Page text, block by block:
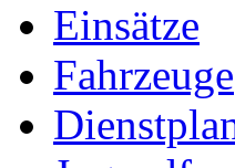
Einsätze
Fahrzeuge